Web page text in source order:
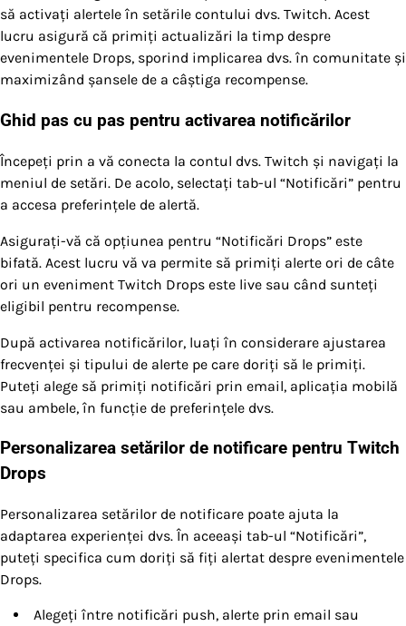
să activați alertele în setările contului dvs. Twitch. Acest
lucru asigură că primiți actualizări la timp despre
evenimentele Drops, sporind implicarea dvs. în comunitate și
maximizând șansele de a câștiga recompense.
Ghid pas cu pas pentru activarea notificărilor
Începeți prin a vă conecta la contul dvs. Twitch și navigați la
meniul de setări. De acolo, selectați tab-ul “Notificări” pentru
a accesa preferințele de alertă.
Asigurați-vă că opțiunea pentru “Notificări Drops” este
bifată. Acest lucru vă va permite să primiți alerte ori de câte
ori un eveniment Twitch Drops este live sau când sunteți
eligibil pentru recompense.
După activarea notificărilor, luați în considerare ajustarea
frecvenței și tipului de alerte pe care doriți să le primiți.
Puteți alege să primiți notificări prin email, aplicația mobilă
sau ambele, în funcție de preferințele dvs.
Personalizarea setărilor de notificare pentru Twitch
Drops
Personalizarea setărilor de notificare poate ajuta la
adaptarea experienței dvs. În aceeași tab-ul “Notificări”,
puteți specifica cum doriți să fiți alertat despre evenimentele
Drops.
Alegeți între notificări push, alerte prin email sau